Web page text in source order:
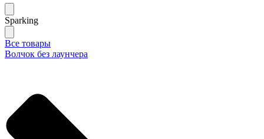
Sparking
Все товары
Волчок без лаунчера